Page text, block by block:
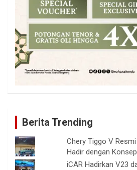
Berita Trending
Chery Tiggo V
Hadir dengan
iCAR Hadirkan V23